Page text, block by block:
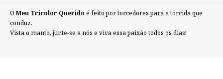
O Meu Tricolor Querido é feito por torcedores para a torcida que
conduz.
Vista o manto, junte-se a nós e viva essa paixão todos os dias!